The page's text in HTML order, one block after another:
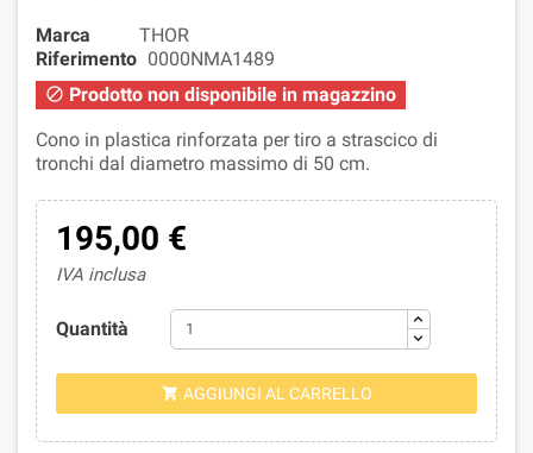
Marca
THOR
Riferimento 0000NMA1489
 Prodotto non disponibile in magazzino
Cono in plastica rinforzata per tiro a strascico di
tronchi dal diametro massimo di 50 cm.
195,00 €
IVA inclusa
Quantità
 AGGIUNGI AL CARRELLO